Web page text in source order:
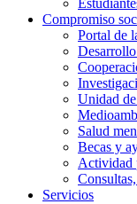
Compromiso
Portal de
Unidad
Salud
Becas y
Actividad
Servicios